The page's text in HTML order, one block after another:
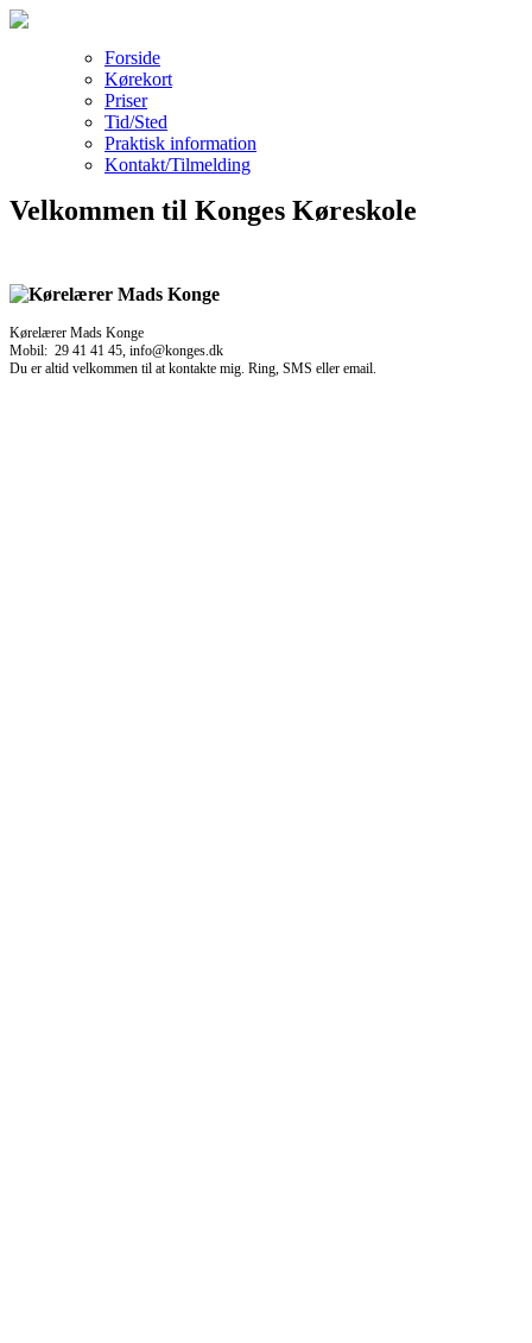
Forside
Kørekort
Priser
Tid/Sted
Praktisk information
Kontakt/Tilmelding
Velkommen til Konges Køreskole
Kørelærer Mads Konge
Mobil: 29 41 41 45, info@konges.dk
Du er altid velkommen til at kontakte mig. Ring, SMS eller email.